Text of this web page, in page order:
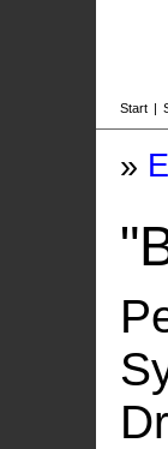
Start |
»